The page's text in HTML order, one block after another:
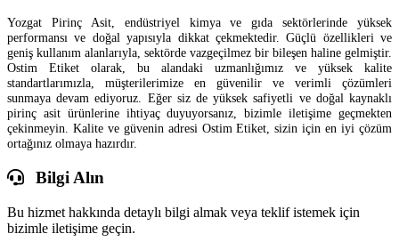
Yozgat Pirinç Asit, endüstriyel kimya ve gıda sektörlerinde yüksek
performansı ve doğal yapısıyla dikkat çekmektedir. Güçlü özellikleri ve
geniş kullanım alanlarıyla, sektörde vazgeçilmez bir bileşen haline gelmiştir.
Ostim Etiket olarak, bu alandaki uzmanlığımız ve yüksek kalite
standartlarımızla, müşterilerimize en güvenilir ve verimli çözümleri
sunmaya devam ediyoruz. Eğer siz de yüksek safiyetli ve doğal kaynaklı
pirinç asit ürünlerine ihtiyaç duyuyorsanız, bizimle iletişime geçmekten
çekinmeyin. Kalite ve güvenin adresi Ostim Etiket, sizin için en iyi çözüm
ortağınız olmaya hazırdır.
Bilgi Alın
Bu hizmet hakkında detaylı bilgi almak veya teklif istemek için
bizimle iletişime geçin.